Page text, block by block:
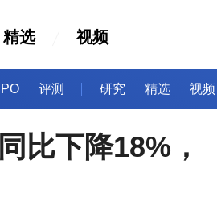
精选 视频
IPO 评测 研究 精选 视频
比下降18%，